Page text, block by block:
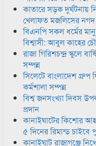
কাতারে সড়ক দুর্ঘটনায়
খেলাফত মজলিসের নগদ
বিএনপি সকল ধর্মের
বিশ্বাসী: আবুল কাহের
রাজা গিরিশচন্দ্র স্কুলে
সম্পন্ন
সিলেটে বাংলাদেশ গ্রুপ
কর্মশালা সম্পন্ন
বিশ্ব জনসংখ্যা দিবস
প্রদান
কানাইঘাটের কিশোর
৫ দিনের রিমান্ড চাইবে
কানাইঘাট রাজাগঞ্জে